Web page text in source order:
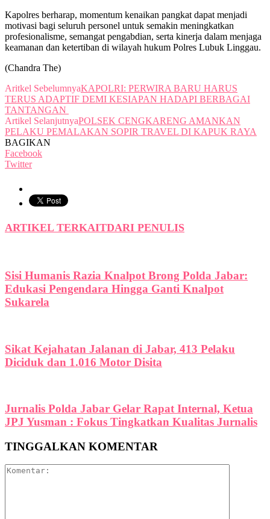
Kapolres berharap, momentum kenaikan pangkat dapat menjadi
motivasi bagi seluruh personel untuk semakin meningkatkan
profesionalisme, semangat pengabdian, serta kinerja dalam menjaga
keamanan dan ketertiban di wilayah hukum Polres Lubuk Linggau.
(Chandra The)
Aritkel SebelumnyaKAPOLRI: PERWIRA BARU HARUS
TERUS ADAPTIF DEMI KESIAPAN HADAPI BERBAGAI
TANTANGAN
Artikel SelanjutnyaPOLSEK CENGKARENG AMANKAN
PELAKU PEMALAKAN SOPIR TRAVEL DI KAPUK RAYA
BAGIKAN
Facebook
Twitter
ARTIKEL TERKAITDARI PENULIS
Sisi Humanis Razia Knalpot Brong Polda Jabar:
Edukasi Pengendara Hingga Ganti Knalpot
Sukarela
Sikat Kejahatan Jalanan di Jabar, 413 Pelaku
Diciduk dan 1.016 Motor Disita
Jurnalis Polda Jabar Gelar Rapat Internal, Ketua
JPJ Yusman : Fokus Tingkatkan Kualitas Jurnalis
TINGGALKAN KOMENTAR